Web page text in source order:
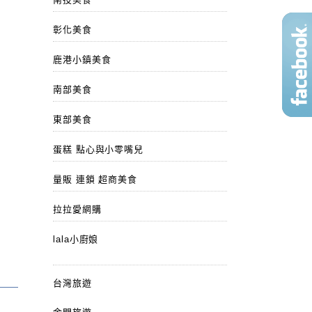
彰化美食
鹿港小鎮美食
南部美食
東部美食
蛋糕 點心與小零嘴兒
量販 連鎖 超商美食
拉拉愛網購
lala小廚娘
台灣旅遊